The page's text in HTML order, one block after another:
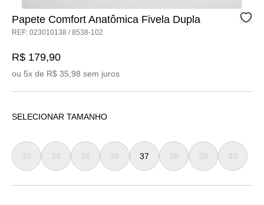
Papete Comfort Anatômica Fivela Dupla
REF: 023010138 / 8538-102
R$ 179,90
ou 5x de R$ 35,98 sem juros
SELECIONAR TAMANHO
33 34 35 36 37 38 39 40